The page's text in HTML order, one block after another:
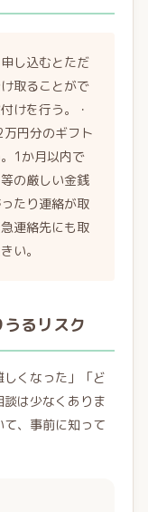
し込むとただ
取ることがで
けを行う。・
円分のギフト
1か月以内で
の厳しい金銭
たり連絡が取
連絡先にも取
い。
るリスク
くなった」「ど
は少なくありま
、事前に知って